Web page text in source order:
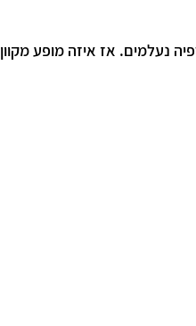
נעלמים. אז איזה מופע מקוון